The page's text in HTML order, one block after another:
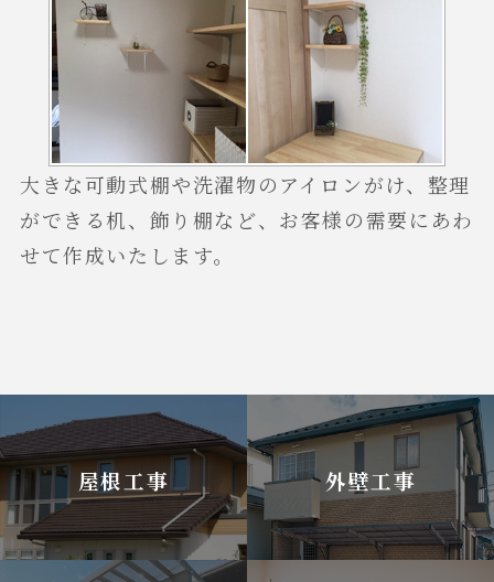
大きな可動式棚や洗濯物のアイロンがけ、整理
ができる机、飾り棚など、お客様の需要にあわ
せて作成いたします。
屋根工事 外壁工事